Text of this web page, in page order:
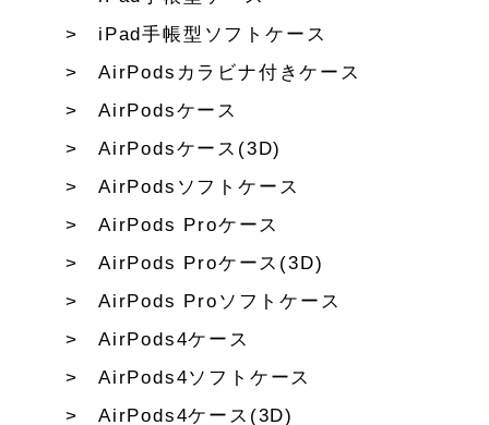
iPad手帳型ソフトケース
AirPodsカラビナ付きケース
AirPodsケース
AirPodsケース(3D)
AirPodsソフトケース
AirPods Proケース
AirPods Proケース(3D)
AirPods Proソフトケース
AirPods4ケース
AirPods4ソフトケース
AirPods4ケース(3D)